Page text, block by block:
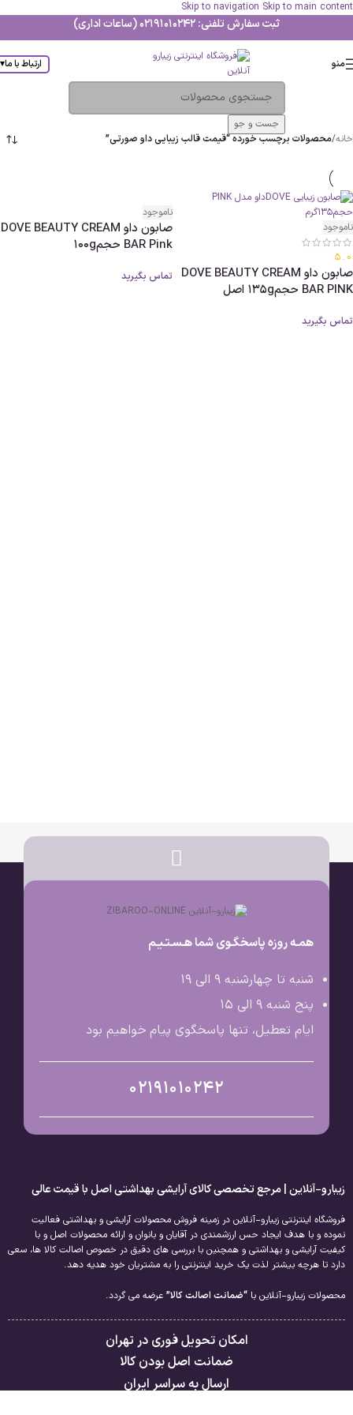
Skip to navigation Skip to main content
ثبت سفارش تلفنی: 02191010242 (ساعات اداری)
منو ارتباط با ما▾
جست و جو
خانه/محصولات برچسب خورده “قیمت قالب زیبایی داو صورتی”
ناموجود
5.0
صابون داو DOVE BEAUTY CREAM
BAR PINK حجم135g اصل
تماس بگیرید
ناموجود
صابون داو DOVE BEAUTY CREAM
BAR Pink حجم100g
تماس بگیرید
همـه روزه پاسخگـوی شما هـسـتـیـم
شنبه تا چهارشنبه 9 الی ۱۹
پنج شنبه 9 الی ۱۵
ایام تعطیل، تنها پاسخگوی پیام خواهیم بود
02191010242
زیبارو-آنلاین | مرجع تخصصی کالای آرایشی بهداشتی اصل با قیمت عالی
فروشگاه اینترنتی زیبارو-آنلاین در زمینه فروش محصولات آرایشی و بهداشتی فعالیت
نموده و با هدف ایجاد حس ارزشمندی در آقایان و بانوان و ارائه محصولات اصل و با
کیفیت آرایشی و بهداشتی و همچنین با بررسی های دقیق در خصوص اصالت کالا ها، سعی
دارد تا هرچه بیشتر لذت یک خرید اینترنتی را به مشتریان خود هدیه دهد.
محصولات زیبارو-آنلاین با “ضمانت اصالت کالا” عرضه می گردد.
امکان تحویل فوری در تهران
ضمانت اصل بودن کالا
ارسال به سراسر ایران